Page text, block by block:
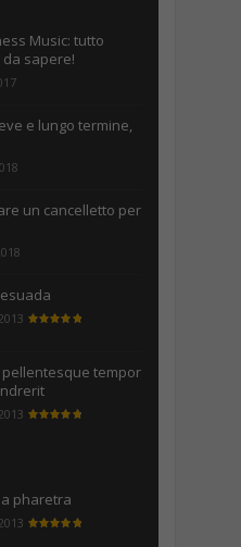
Music: tutto
da sapere!
e lungo termine,
un cancelletto per
tempor
pharetra